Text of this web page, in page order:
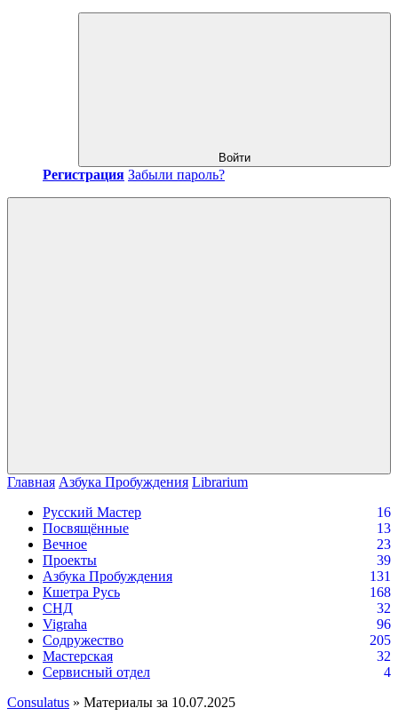
Войти
Регистрация Забыли пароль?
Главная Азбука Пробуждения Librarium
Русский Мастер
16
Посвящённые
13
Вечное
23
Проекты
39
Азбука Пробуждения
131
Кшетра Русь
168
СНД
32
Vigraha
96
Содружество
205
Мастерская
32
Сервисный отдел
4
Consulatus » Материалы за 10.07.2025